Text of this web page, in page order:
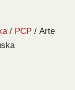
/ PCP / Arte